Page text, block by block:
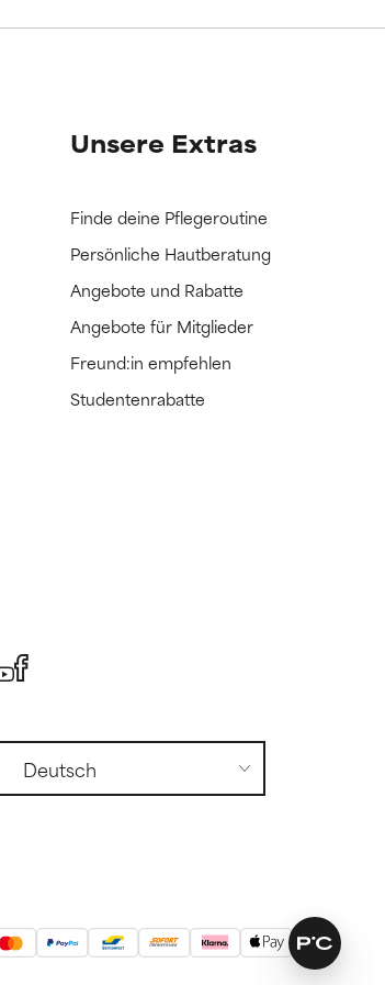
Unsere Extras
Finde deine Pflegeroutine
Persönliche Hautberatung
Angebote und Rabatte
Angebote für Mitglieder
Freund:in empfehlen
Studentenrabatte